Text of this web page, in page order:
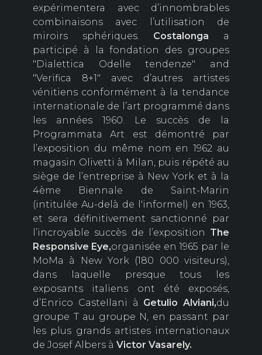
expérimentera avec d’innombrables
combinaisons avec l’utilisation de
miroirs sphériques. Costalonga a
participé à la fondation des groupes
"Dialettica Odelle tendenze" and
"Verifica 8+1" avec d’autres artistes
vénitiens conformément à la tendance
internationale de l’art programmé dans
les années 1960. Le succès de la
Programmata Art est démontré par
l’exposition du même nom en 1962 au
magasin Olivetti à Milan, puis répété au
siège de l’entreprise à New York et à la
4ème Biennale de Saint-Marin
(intitulée Au-delà de l'informel) en 1963,
et sera définitivement sanctionné par
l’incroyable succès de l’exposition The
Responsive Eye,organisée en 1965 par le
MoMa à New York (180 000 visiteurs),
dans laquelle presque tous les
exposants italiens ont été exposés,
d’Enrico CasteIlani à Getulio Alviani,du
groupe T au groupe N, en passant par
les plus grands artistes internationaux
de Josef Albers à Victor Vasarely.